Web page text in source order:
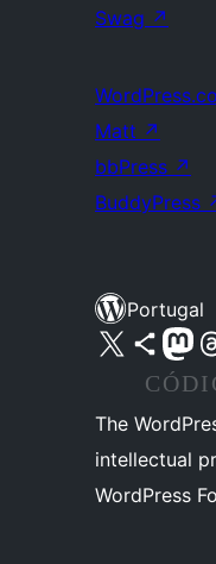
Swag ↗
Matt ↗
bbPress ↗
BuddyPress
Portugal
Visite a nossa conta X (antigo Twitter)
Visit our Bluesky
Visit our
The
intellectual
WordPress